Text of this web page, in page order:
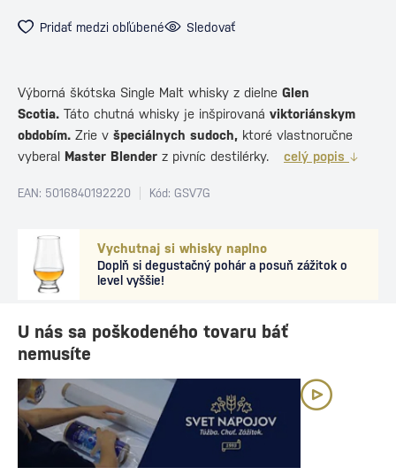
Pridať medzi obľúbené Sledovať
Vychutnaj si whisky naplno
Doplň si degustačný pohár a posuň zážitok o
level vyššie!
Výborná škótska Single Malt whisky z dielne Glen
Scotia. Táto chutná whisky je inšpirovaná viktoriánskym
obdobím. Zrie v špeciálnych sudoch, ktoré vlastnoručne
vyberal Master Blender z pivníc destilérky. celý popis
EAN: 5016840192220 Kód: GSV7G
U nás sa poškodeného tovaru báť
nemusíte